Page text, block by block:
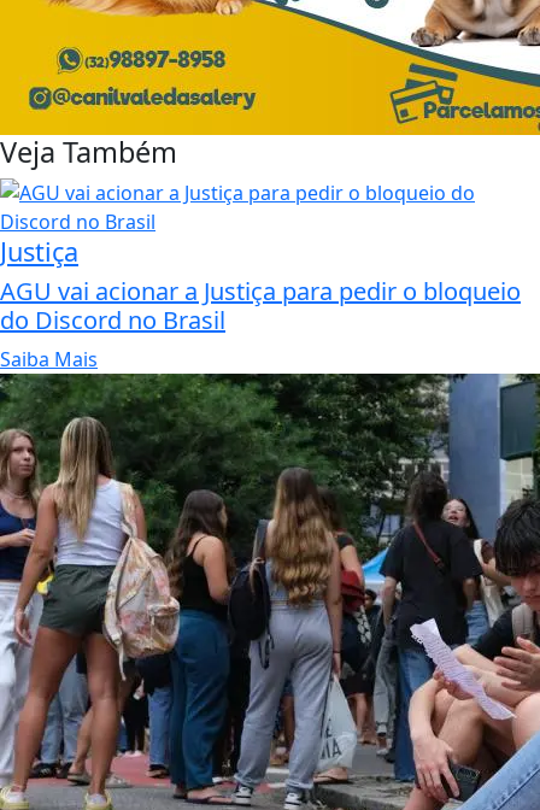
Veja Também
Justiça
AGU vai acionar a Justiça para pedir o bloqueio
do Discord no Brasil
Saiba Mais